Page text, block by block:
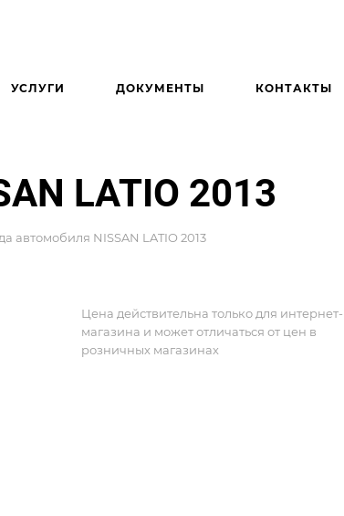
УСЛУГИ ДОКУМЕНТЫ КОНТАКТЫ
LATIO 2013
автомобиля NISSAN LATIO 2013
Цена действительна только для интернет-
магазина и может отличаться от цен в
розничных магазинах